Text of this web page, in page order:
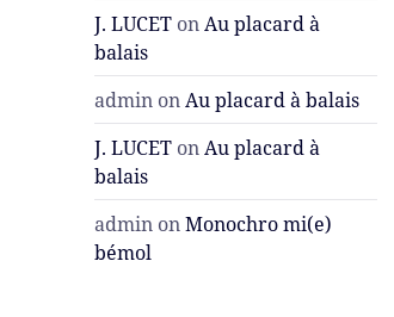
J. LUCET onAu placard à
balais
admin onAu placard à balais
J. LUCET onAu placard à
balais
admin onMonochro mi(e)
bémol